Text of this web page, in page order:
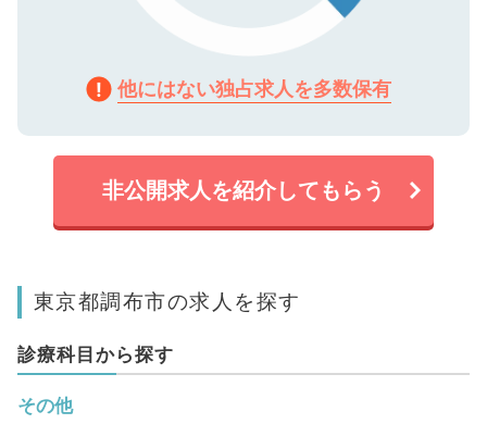
他にはない独占求人を多数保有
非公開求人を紹介してもらう
東京都調布市の求人を探す
診療科目から探す
その他